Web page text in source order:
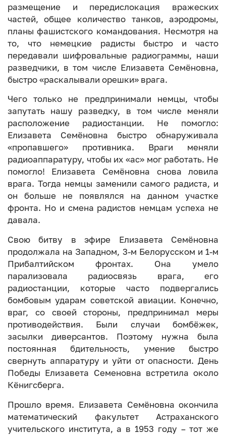
размещение и передислокация вражеских
частей, общее количество танков, аэродромы,
планы фашистского командования. Несмотря на
то, что немецкие радисты быстро и часто
передавали шифровальные радиограммы, наши
разведчики, в том числе Елизавета Семёновна,
быстро «раскалывали орешки» врага.
Чего только не предпринимали немцы, чтобы
запутать нашу разведку, в том числе меняли
расположение радиостанции. Не помогло:
Елизавета Семёновна быстро обнаруживала
«пропавшего» противника. Враги меняли
радиоаппаратуру, чтобы их «ас» мог работать. Не
помогло! Елизавета Семёновна снова ловила
врага. Тогда немцы заменили самого радиста, и
он больше не появлялся на данном участке
фронта. Но и смена радистов немцам успеха не
давала.
Свою битву в эфире Елизавета Семёновна
продолжала на Западном, 3-м Белорусском и 1-м
Прибалтийском фронтах. Она умело
парализовала радиосвязь врага, его
радиостанции, которые часто подвергались
бомбовым ударам советской авиации. Конечно,
враг, со своей стороны, предпринимал меры
противодействия. Были случаи бомбёжек,
засылки диверсантов. Поэтому нужна была
постоянная бдительность, умение быстро
свернуть аппаратуру и уйти от опасности. День
Победы Елизавета Семеновна встретила около
Кёнигсберга.
Прошло время. Елизавета Семёновна окончила
математический факультет Астраханского
учительского института, а в 1953 году – тот же